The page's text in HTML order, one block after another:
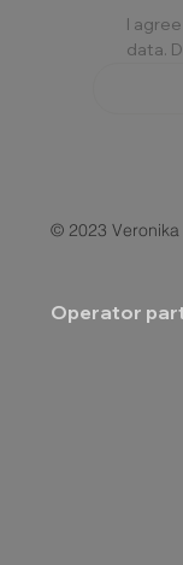
I
data.
© 2023
Operator